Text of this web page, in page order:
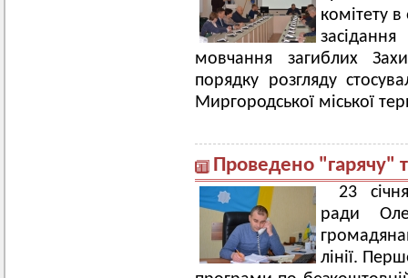
комітету
мовчання загиблих
порядку розгляду
Миргородської міської
Проведено "гарячу"
23
ради
лінії.